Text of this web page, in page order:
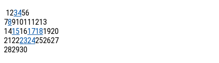
123456
7891011 1213
14151617181920
21222324252627
282930